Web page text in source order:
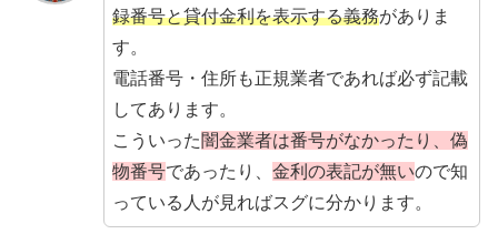
録番号と貸付金利を表示する義務がありま
す。
電話番号・住所も正規業者であれば必ず記載
してあります。
こういった闇金業者は番号がなかったり、偽
物番号であったり、 金利の表記が無いので知
っている人が見ればスグに分かります。